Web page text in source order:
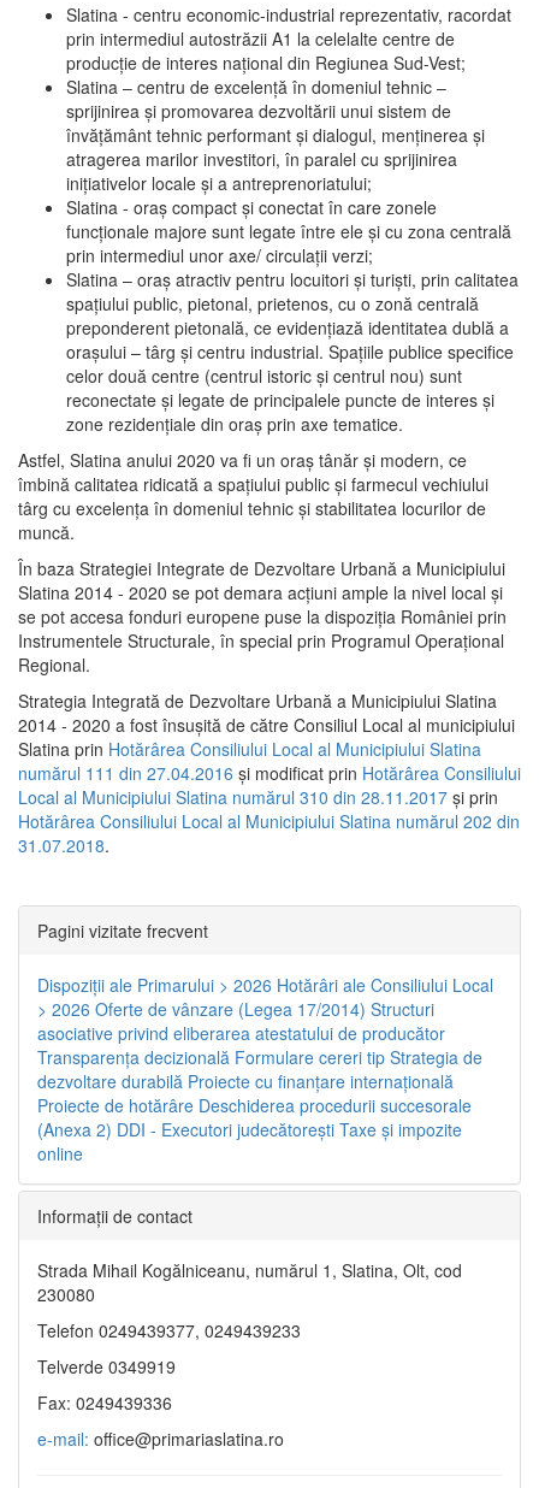
Slatina - centru economic-industrial reprezentativ, racordat
prin intermediul autostrăzii A1 la celelalte centre de
producţie de interes naţional din Regiunea Sud-Vest;
Slatina – centru de excelenţă în domeniul tehnic –
sprijinirea şi promovarea dezvoltării unui sistem de
învăţământ tehnic performant şi dialogul, menţinerea şi
atragerea marilor investitori, în paralel cu sprijinirea
iniţiativelor locale şi a antreprenoriatului;
Slatina - oraş compact şi conectat în care zonele
funcţionale majore sunt legate între ele şi cu zona centrală
prin intermediul unor axe/ circulații verzi;
Slatina – oraş atractiv pentru locuitori şi turişti, prin calitatea
spaţiului public, pietonal, prietenos, cu o zonă centrală
preponderent pietonală, ce evidenţiază identitatea dublă a
oraşului – târg şi centru industrial. Spaţiile publice specifice
celor două centre (centrul istoric şi centrul nou) sunt
reconectate şi legate de principalele puncte de interes şi
zone rezidenţiale din oraş prin axe tematice.
Astfel, Slatina anului 2020 va fi un oraş tânăr şi modern, ce
îmbină calitatea ridicată a spaţiului public şi farmecul vechiului
târg cu excelenţa în domeniul tehnic şi stabilitatea locurilor de
muncă.
În baza Strategiei Integrate de Dezvoltare Urbană a Municipiului
Slatina 2014 - 2020 se pot demara acţiuni ample la nivel local şi
se pot accesa fonduri europene puse la dispoziţia României prin
Instrumentele Structurale, în special prin Programul Operațional
Regional.
Strategia Integrată de Dezvoltare Urbană a Municipiului Slatina
2014 - 2020 a fost însuşită de către Consiliul Local al municipiului
Slatina prin Hotărârea Consiliului Local al Municipiului Slatina
numărul 111 din 27.04.2016 și modificat prin Hotărârea Consiliului
Local al Municipiului Slatina numărul 310 din 28.11.2017 și prin
Hotărârea Consiliului Local al Municipiului Slatina numărul 202 din
31.07.2018.
Pagini vizitate frecvent
Dispoziţii ale Primarului > 2026 Hotărâri ale Consiliului Local
> 2026 Oferte de vânzare (Legea 17/2014) Structuri
asociative privind eliberarea atestatului de producător
Transparenţa decizională Formulare cereri tip Strategia de
dezvoltare durabilă Proiecte cu finanţare internaţională
Proiecte de hotărâre Deschiderea procedurii succesorale
(Anexa 2) DDI - Executori judecătorești Taxe şi impozite
online
Informaţii de contact
Strada Mihail Kogălniceanu, numărul 1, Slatina, Olt, cod
230080
Telefon 0249439377, 0249439233
Telverde 0349919
Fax: 0249439336
e-mail: office@primariaslatina.ro